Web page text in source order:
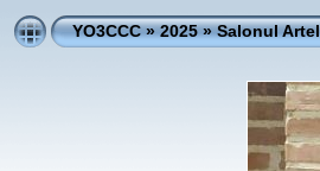
YO3CCC»2025»Salonul